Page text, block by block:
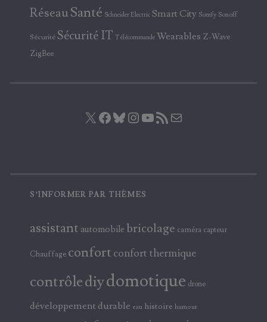
RéseauSanté Schneider Electric Smart City Somfy Sonoff
Sécurité Sécurité IT Télécommande Wearables Z-Wave
ZigBee
X Facebook
Bluesky
Instagram
YouTube
Flux RSS
S’INFORMER PAR THÈMES
assistant automobile bricolage caméra capteur
Chauffage confort confort thermique
contrôlediydomotique drone
développement durable eau histoire humour